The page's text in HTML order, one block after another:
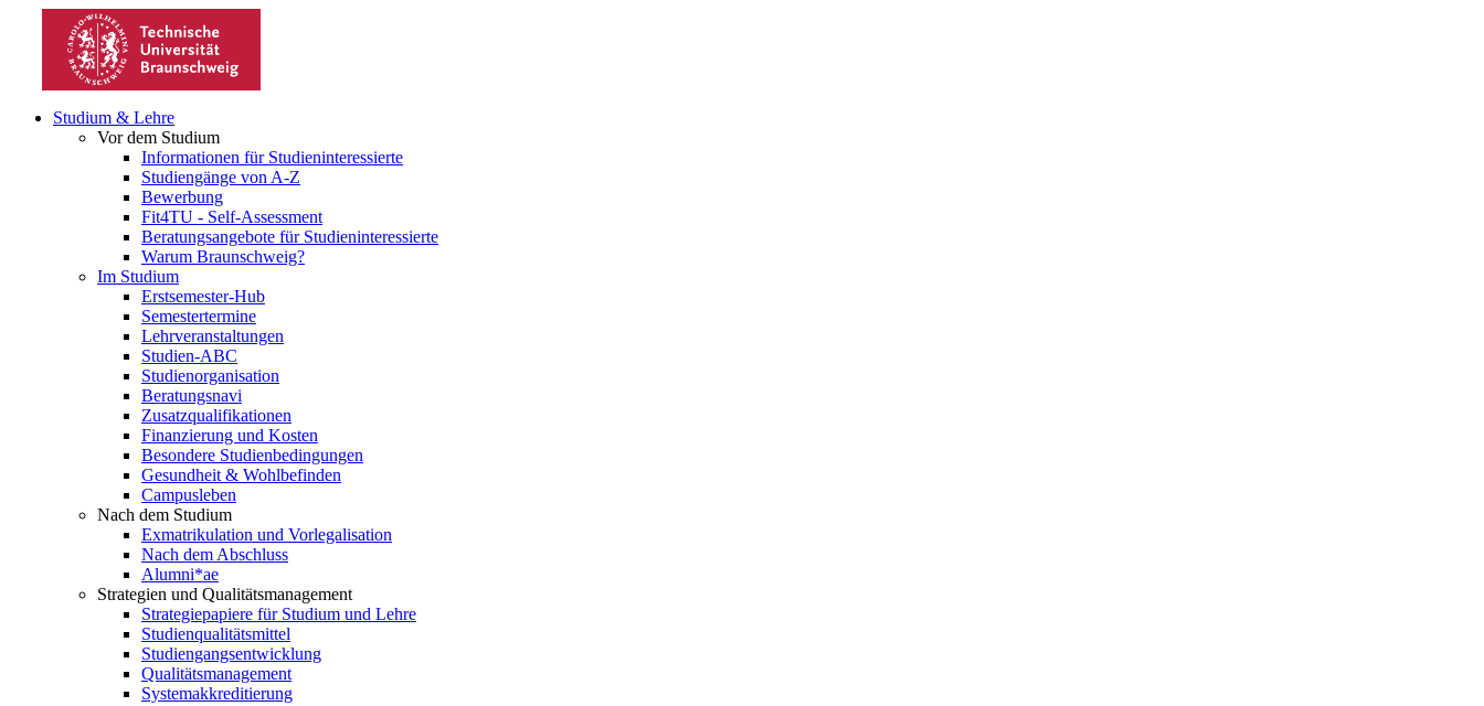
Studium & Lehre
Vor dem Studium
Informationen für Studieninteressierte
Studiengänge von A-Z
Bewerbung
Fit4TU - Self-Assessment
Beratungsangebote für Studieninteressierte
Warum Braunschweig?
Im Studium
Erstsemester-Hub
Semestertermine
Lehrveranstaltungen
Studien-ABC
Studienorganisation
Beratungsnavi
Zusatzqualifikationen
Finanzierung und Kosten
Besondere Studienbedingungen
Gesundheit & Wohlbefinden
Campusleben
Nach dem Studium
Exmatrikulation und Vorlegalisation
Nach dem Abschluss
Alumni*ae
Strategien und Qualitätsmanagement
Strategiepapiere für Studium und Lehre
Studienqualitätsmittel
Studiengangsentwicklung
Qualitätsmanagement
Systemakkreditierung